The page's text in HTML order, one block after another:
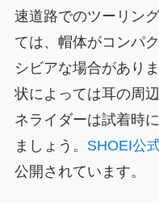
速道路でのツーリン
ては、帽体がコンパ
シビアな場合があり
状によっては耳の周
ネライダーは試着時
ましょう。 SHOEI公
公開されています。